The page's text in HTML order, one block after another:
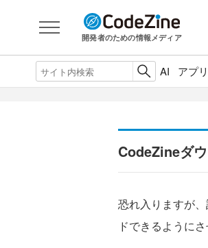
開発者のための情報メディア
AI アプ
CodeZineダ
恐れ入りますが
ドできるように